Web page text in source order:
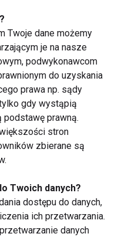
które sprawią, że
terenie stanie się
Twoje dane możemy
je na nasze
podwykonawcom
do uzyskania
prawa np. sądy
gdy wystąpią
prawną.
stron
zbierane są
Twoich danych?
dostępu do danych,
ich przetwarzania.
danych